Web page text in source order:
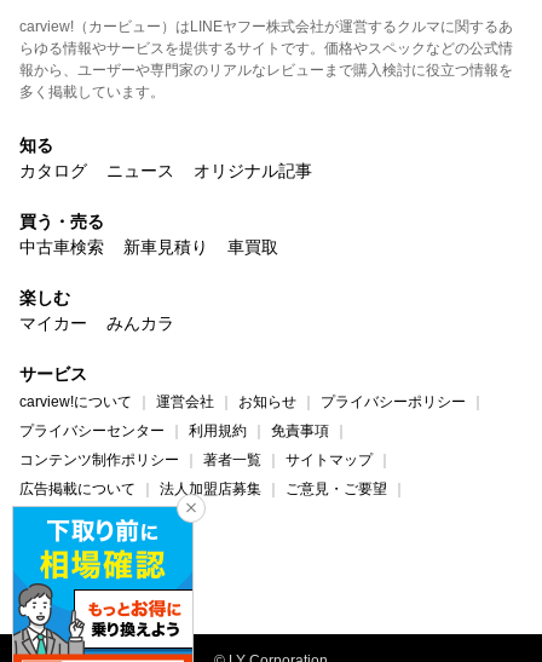
carview!（カービュー）はLINEヤフー株式会社が運営するクルマに関するあ
らゆる情報やサービスを提供するサイトです。価格やスペックなどの公式情
報から、ユーザーや専門家のリアルなレビューまで購入検討に役立つ情報を
多く掲載しています。
知る
カタログ
ニュース オリジナル記事
買う・売る
中古車検索
新車見積り 車買取
楽しむ
マイカー
みんカラ
サービス
carview!について 運営会社 お知らせ
プライバシーポリシー
プライバシーセンター
利用規約
免責事項
コンテンツ制作ポリシー
著者一覧
サイトマップ
広告掲載について
法人加盟店募集
ご意見・ご要望
ヘルプ・お問い合わせ
carview! Yahoo! JAPAN